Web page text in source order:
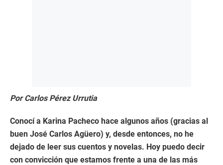
Por Carlos Pérez Urrutia
Conocí a Karina Pacheco hace algunos años (gracias al
buen José Carlos Agüero) y, desde entonces, no he
dejado de leer sus cuentos y novelas. Hoy puedo decir
con convicción que estamos frente a una de las más